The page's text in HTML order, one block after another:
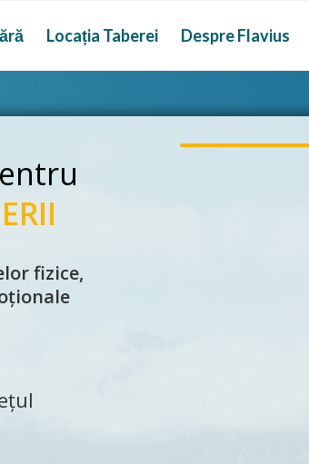
Locația Taberei Despre Flavius
fizice,